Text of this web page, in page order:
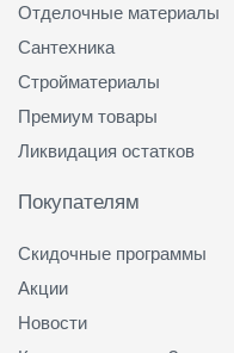
Отделочные материалы
Сантехника
Стройматериалы
Премиум товары
Ликвидация остатков
Покупателям
Скидочные программы
Акции
Новости